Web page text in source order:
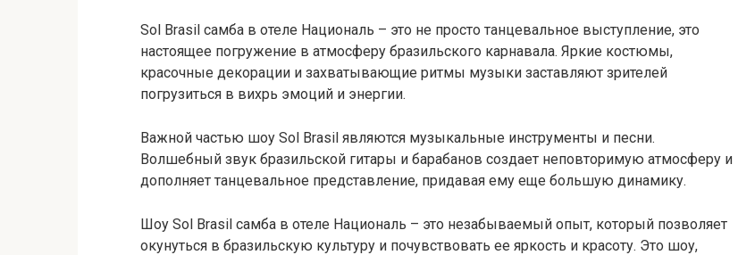
Sol Brasil самба в отеле Националь – это не просто танцевальное выступление, это
настоящее погружение в атмосферу бразильского карнавала. Яркие костюмы,
красочные декорации и захватывающие ритмы музыки заставляют зрителей
погрузиться в вихрь эмоций и энергии.
Важной частью шоу Sol Brasil являются музыкальные инструменты и песни.
Волшебный звук бразильской гитары и барабанов создает неповторимую атмосферу и
дополняет танцевальное представление, придавая ему еще большую динамику.
Шоу Sol Brasil самба в отеле Националь – это незабываемый опыт, который позволяет
окунуться в бразильскую культуру и почувствовать ее яркость и красоту. Это шоу,